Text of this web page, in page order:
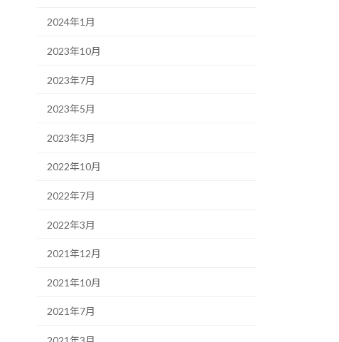
2024年1月
2023年10月
2023年7月
2023年5月
2023年3月
2022年10月
2022年7月
2022年3月
2021年12月
2021年10月
2021年7月